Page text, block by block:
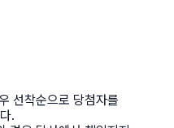
선착순으로 당첨자를
.